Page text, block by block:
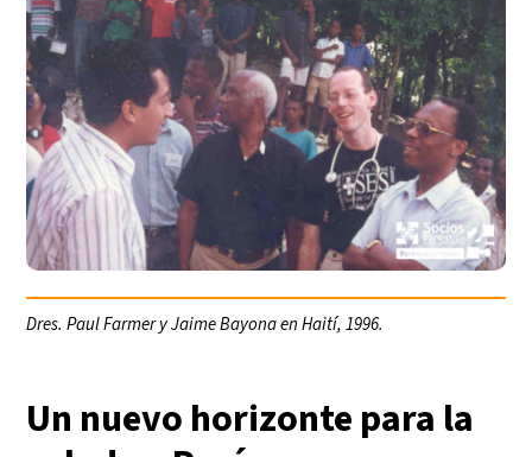
Dres. Paul Farmer y Jaime Bayona en Haití, 1996.
Un nuevo horizonte para la